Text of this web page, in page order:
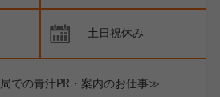
土日祝休み
での青汁PR・案内のお仕事≫